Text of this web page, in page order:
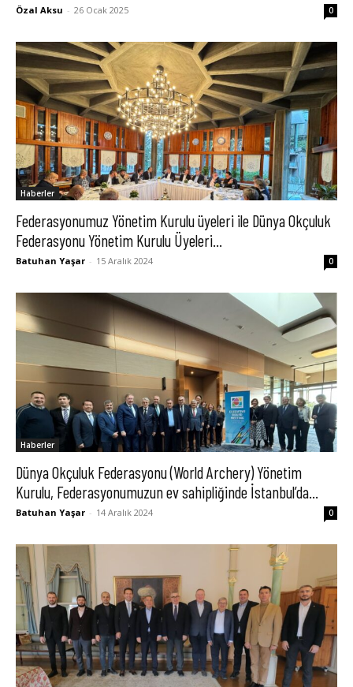
Özal Aksu - 26 Ocak 2025 0
Haberler
Federasyonumuz Yönetim Kurulu üyeleri ile Dünya Okçuluk
Federasyonu Yönetim Kurulu Üyeleri...
Batuhan Yaşar - 15 Aralık 2024 0
Haberler
Dünya Okçuluk Federasyonu (World Archery) Yönetim
Kurulu, Federasyonumuzun ev sahipliğinde İstanbul’da...
Batuhan Yaşar - 14 Aralık 2024 0